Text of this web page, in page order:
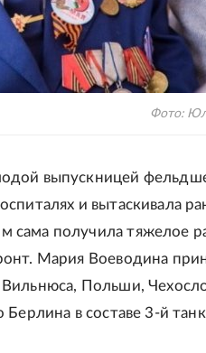
Фото:
выпускницей
и вытаскивала
получила тяжелое
Мария Воеводина
Польши,
в составе 3-й